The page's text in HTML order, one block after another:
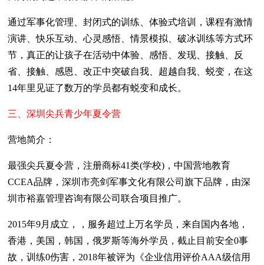
通过军事化管理、封闭式的训练、体验式培训，课程有激情
演讲、快乐互动、心灵感悟、情景模拟、破冰训练等方式环
节，真正的让孩子在活动中体验、感悟、发现、接触、反
省、接触、感恩、改正中突破自我、超越自我、蜕变，在这
14年里见证了数万的学员都有蜕变和成长。
三、深圳尖兵青少年夏令营
营地简介：
最强尖兵夏令营，注册商标41类(学校)，中国营地教育
CCEA品牌，深圳市亮剑军事文化有限公司旗下品牌，由深
圳市裕嘉管理咨询有限公司联合项目推广。
2015年9月成立，，服务超过上万名学员，来自国内各地，
香港，美国，韩国，俄罗斯等海外学员，截止目前安全0事
故，训练0伤害，2018年被评为《企业信用评价AAA级信用